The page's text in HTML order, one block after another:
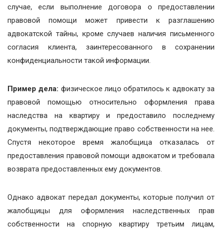
случае, если выполнение договора о предоставлении
правовой помощи может привести к разглашению
адвокатской тайны, кроме случаев наличия письменного
согласия клиента, заинтересованного в сохранении
конфиденциальности такой информации.
Пример дела: физическое лицо обратилось к адвокату за
правовой помощью относительно оформления права
наследства на квартиру и предоставило последнему
документы, подтверждающие право собственности на нее.
Спустя некоторое время жалобщица отказалась от
предоставления правовой помощи адвокатом и требовала
возврата предоставленных ему документов.
Однако адвокат передал документы, которые получил от
жалобщицы для оформления наследственных прав
собственности на спорную квартиру третьим лицам,